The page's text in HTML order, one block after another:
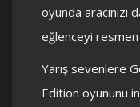
oyunda
eğlenceyi resmen
Yarış sevenlere
Edition oyununu